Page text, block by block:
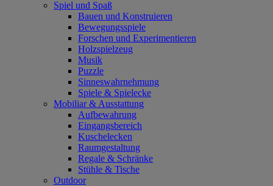
Spiel und Spaß
Bauen und Konstruieren
Bewegungsspiele
Forschen und Experimentieren
Holzspielzeug
Musik
Puzzle
Sinneswahrnehmung
Spiele & Spielecke
Mobiliar & Ausstattung
Aufbewahrung
Eingangsbereich
Kuschelecken
Raumgestaltung
Regale & Schränke
Stühle & Tische
Outdoor